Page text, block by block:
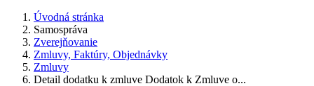
Úvodná stránka
Samospráva
Zverejňovanie
Zmluvy, Faktúry, Objednávky
Zmluvy
Detail dodatku k zmluve Dodatok k Zmluve o...